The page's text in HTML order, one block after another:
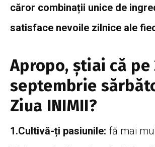
căror combinații unice de
satisface nevoile zilnice ale
Apropo, știai că pe
septembrie
Ziua INIMII?
1.Cultivă-ți pasiunile: fă mai